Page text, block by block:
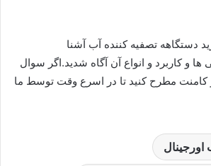
دستگاهه تصفیه کننده آب آشنا
و کاربرد و انواع آن آگاه شدید.اگر سوال
کامنت مطرح کنید تا در اسرع وقت توسط ما